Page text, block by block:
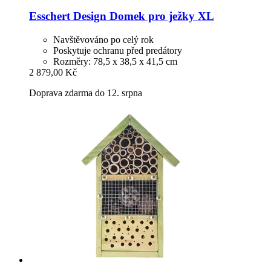
Esschert Design Domek pro ježky XL
Navštěvováno po celý rok
Poskytuje ochranu před predátory
Rozměry: 78,5 x 38,5 x 41,5 cm
2 879,00 Kč
Doprava zdarma do 12. srpna